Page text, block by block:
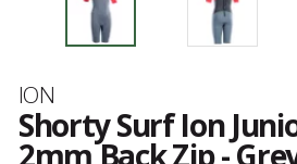
Marque
ION
Shorty Surf Ion
2mm Back Zip -